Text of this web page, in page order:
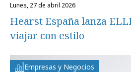
lunes, 27 de abril 2026
Hearst España lanza
viajar con estilo
Empresas y Negocios